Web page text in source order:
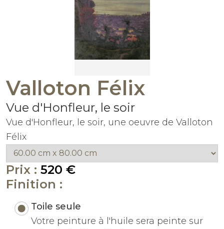
Valloton Félix
Vue d'Honfleur, le soir
Vue d'Honfleur, le soir, une oeuvre de Valloton
Félix
Prix : 520 €
Finition :
Toile seule
Votre peinture à l'huile sera peinte sur